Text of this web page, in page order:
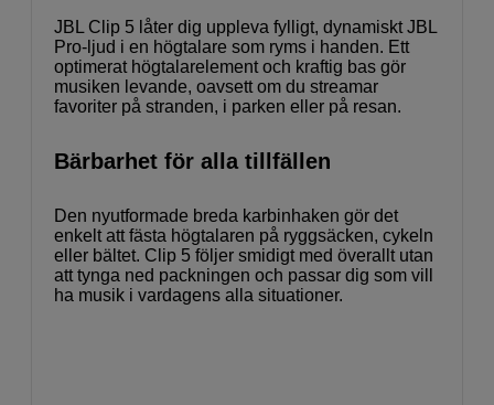
JBL Clip 5 låter dig uppleva fylligt, dynamiskt JBL
Pro-ljud i en högtalare som ryms i handen. Ett
optimerat högtalarelement och kraftig bas gör
musiken levande, oavsett om du streamar
favoriter på stranden, i parken eller på resan.
Bärbarhet för alla tillfällen
Den nyutformade breda karbinhaken gör det
enkelt att fästa högtalaren på ryggsäcken, cykeln
eller bältet. Clip 5 följer smidigt med överallt utan
att tynga ned packningen och passar dig som vill
ha musik i vardagens alla situationer.